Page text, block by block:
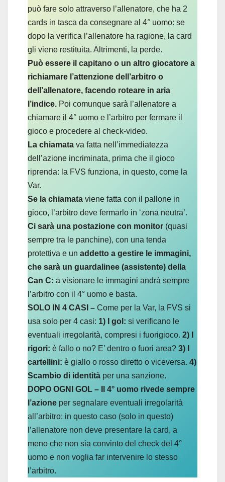
può fare solo attraverso l’allenatore, che ha 2
cards in tasca da consegnare al 4° uomo: se
dopo la verifica l’allenatore ha ragione, la card
gli viene restituita. Altrimenti, la perde.
Può essere il capitano o un altro giocatore a
richiamare l’attenzione dell’arbitro o
dell’allenatore, facendo roteare in aria
l’indice. Poi comunque sarà l’allenatore a
chiamare il 4° uomo e l’arbitro per fermare il
gioco e procedere al check-video.
La chiamata va fatta nell’immediatezza
dell’azione incriminata, prima che il gioco
riprenda: la FVS funziona, in questo, come la
Var.
Se la chiamata viene fatta con il pallone in
gioco, l’arbitro deve fermarlo in ‘zona neutra’.
Ci sarà una postazione con monitor (quasi
sempre tra le panchine), con una tenda
protettiva e un addetto a gestire le immagini,
che sarà un guardalinee (assistente) della
Can C: a visionare le immagini andrà sempre
l’arbitro con il 4° uomo e basta.
SOLO IN 4 CASI – Come per la Var, la FVS si
usa solo per 4 casi: 1) I gol: si verificano le
eventuali irregolarità, compresi i fuorigioco. 2) I
rigori: è fallo o no? E’ dentro o fuori area? 3) I
cartellini: è giallo o rosso diretto o viceversa. 4)
Scambio di identità per una sanzione.
DOPO OGNI GOL – Il 4° uomo rivede sempre
l’azione per segnalare eventuali irregolarità
all’arbitro: in questo caso (solo in questo)
l’allenatore non deve presentare la card, a
meno che non sia convinto del check del 4°
uomo e non voglia far intervenire lo stesso
l’arbitro.